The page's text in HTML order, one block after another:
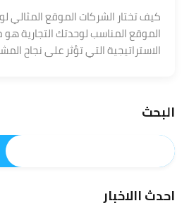
كيف تختار الشركات الموقع المثالي
الموقع المناسب لوحدتك التجارية هو
الاستراتيجية التي تؤثر على نجاح
البحث
احدث االاخبار